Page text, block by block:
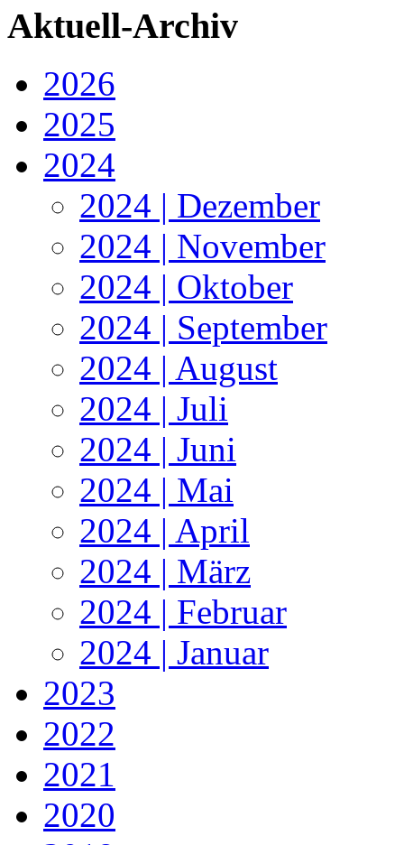
Aktuell-Archiv
2026
2025
2024
2024 | Dezember
2024 | November
2024 | Oktober
2024 | September
2024 | August
2024 | Juli
2024 | Juni
2024 | Mai
2024 | April
2024 | März
2024 | Februar
2024 | Januar
2023
2022
2021
2020